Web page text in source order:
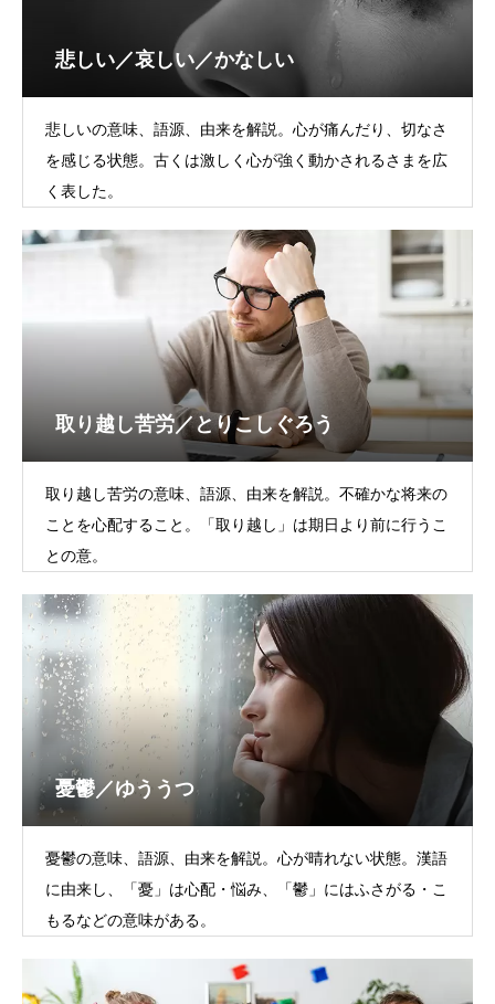
悲しい／哀しい／かなしい
悲しいの意味、語源、由来を解説。心が痛んだり、切なさ
を感じる状態。古くは激しく心が強く動かされるさまを広
く表した。
取り越し苦労／とりこしぐろう
取り越し苦労の意味、語源、由来を解説。不確かな将来の
ことを心配すること。「取り越し」は期日より前に行うこ
との意。
憂鬱／ゆううつ
憂鬱の意味、語源、由来を解説。心が晴れない状態。漢語
に由来し、「憂」は心配・悩み、「鬱」にはふさがる・こ
もるなどの意味がある。